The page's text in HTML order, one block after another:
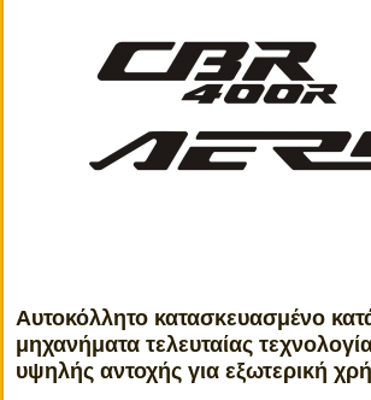
Αυτοκόλλητο κατασκευασμένο
μηχανήματα τελευταίας
υψηλής αντοχής για εξωτερική